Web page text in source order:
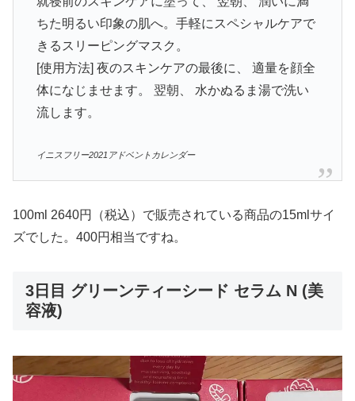
ちた明るい印象の肌へ。手軽にスペシャルケアで
きるスリーピングマスク。
[使用方法] 夜のスキンケアの最後に、 適量を顔全
体になじませます。 翌朝、 水かぬるま湯で洗い
流します。
イニスフリー2021アドベントカレンダー
100ml 2640円（税込）で販売されている商品の15mlサイ
ズでした。400円相当ですね。
3日目 グリーンティーシード セラム N (美
容液)